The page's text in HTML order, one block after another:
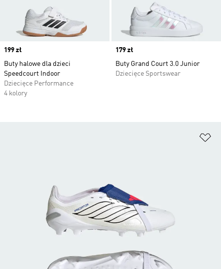
Price
199 zł
Buty halowe dla dzieci
Speedcourt Indoor
Dziecięce Performance
4 kolory
Price
179 zł
Buty Grand Court 3.0 Junior
Dziecięce Sportswear